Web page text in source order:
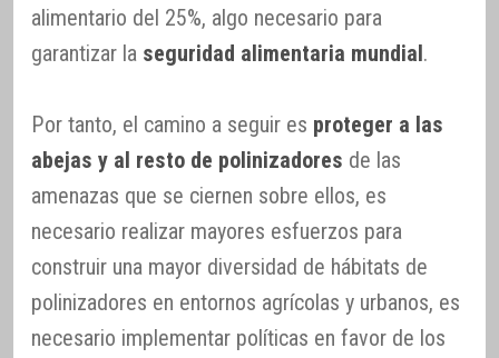
alimentario del 25%, algo necesario para
garantizar la seguridad alimentaria mundial.
Por tanto, el camino a seguir es proteger a las
abejas y al resto de polinizadores de las
amenazas que se ciernen sobre ellos, es
necesario realizar mayores esfuerzos para
construir una mayor diversidad de hábitats de
polinizadores en entornos agrícolas y urbanos, es
necesario implementar políticas en favor de los